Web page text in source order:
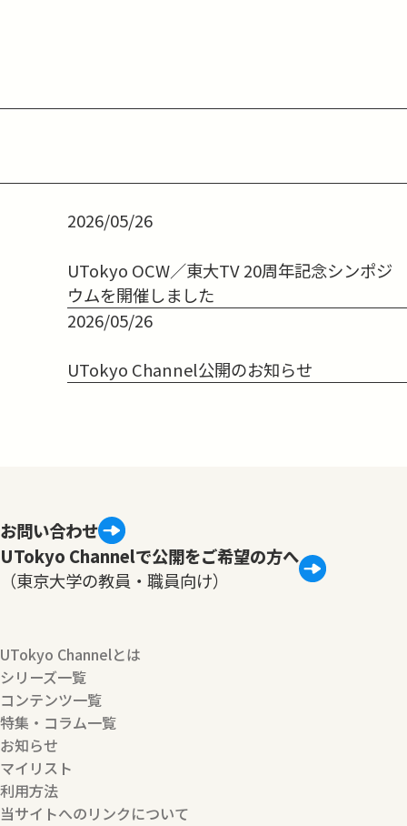
2026/05/26
UTokyo OCW／東大TV 20周年記念シンポジ
ウムを開催しました
2026/05/26
UTokyo Channel公開のお知らせ
お問い合わせ
UTokyo Channelで公開をご希望の方へ
（東京大学の教員・職員向け）
UTokyo Channelとは
シリーズ一覧
コンテンツ一覧
特集・コラム一覧
お知らせ
マイリスト
利用方法
当サイトへのリンクについて